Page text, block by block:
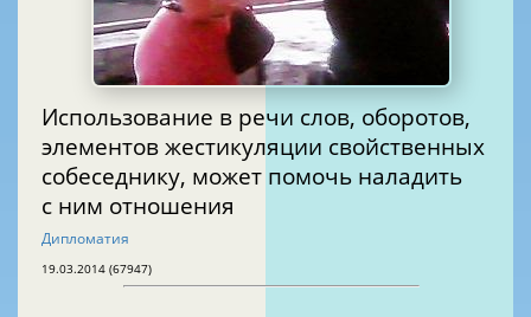
Использование в речи слов, оборотов,
элементов жестикуляции свойственных
собеседнику, может помочь наладить
с ним отношения
Дипломатия
19.03.2014 (67947)